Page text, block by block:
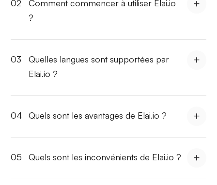
02
Comment commencer à utiliser Elai.io
?
03
Quelles langues sont supportées par
Elai.io ?
04 Quels sont les avantages de Elai.io ?
05 Quels sont les inconvénients de Elai.io ?